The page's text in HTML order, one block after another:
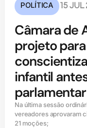
POLÍTICA 15 JUL
Câmara de
projeto
infantil
parlamentar
Na última sessão
vereadores aprovaram
21 moções;